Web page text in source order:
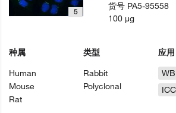
5
种属
Human
Mouse
Rat
类型
Rabbit
Polyclonal
应用
WB
货号 PA5-95558
100 µg